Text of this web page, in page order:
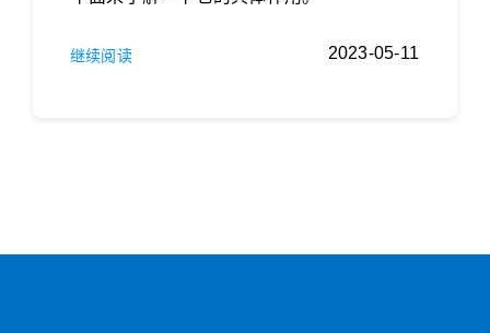
2023-05-11
继续阅读